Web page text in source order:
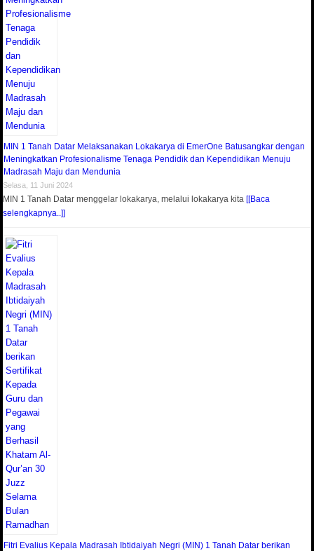
MIN 1 Tanah Datar Melaksanakan Lokakarya di EmerOne Batusangkar dengan
Meningkatkan Profesionalisme Tenaga Pendidik dan Kependidikan Menuju
Madrasah Maju dan Mendunia
Selasa, 11 Juni 2024
MIN 1 Tanah Datar menggelar lokakarya, melalui lokakarya kita[[Baca
selengkapnya..]]
Fitri Evalius Kepala Madrasah Ibtidaiyah Negri (MIN) 1 Tanah Datar berikan